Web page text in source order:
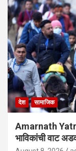
देश सामाजिक
Amarnath
भाविकांची वाट